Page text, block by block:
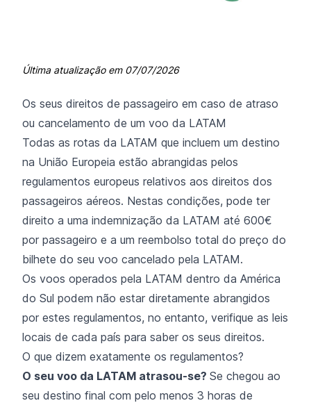
Última atualização em 07/07/2026
Os seus direitos de passageiro em caso de atraso
ou cancelamento de um voo da LATAM
Todas as rotas da LATAM que incluem um destino
na União Europeia estão abrangidas pelos
regulamentos europeus relativos aos direitos dos
passageiros aéreos. Nestas condições, pode ter
direito a uma indemnização da LATAM até 600€
por passageiro e a um reembolso total do preço do
bilhete do seu voo cancelado pela LATAM.
Os voos operados pela LATAM dentro da América
do Sul podem não estar diretamente abrangidos
por estes regulamentos, no entanto, verifique as leis
locais de cada país para saber os seus direitos.
O que dizem exatamente os regulamentos?
O seu voo da LATAM atrasou-se? Se chegou ao
seu destino final com pelo menos 3 horas de